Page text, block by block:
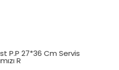
P.P 27*36 Cm Servis
R